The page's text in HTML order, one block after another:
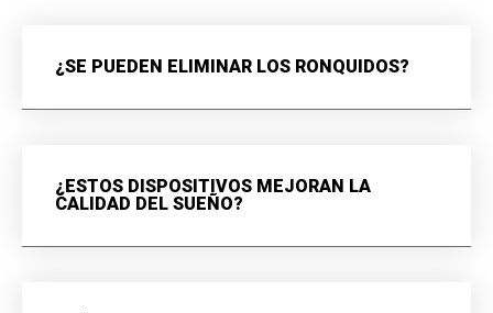
¿SE PUEDEN ELIMINAR LOS RONQUIDOS?
¿ESTOS DISPOSITIVOS MEJORAN LA
CALIDAD DEL SUEÑO?